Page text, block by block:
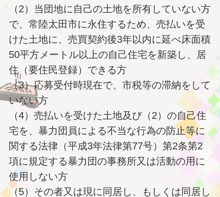
（2）当団地に自己の土地を所有していない方
で、常陸太田市に永住するため、売払いを受
けた土地に、売買契約後3年以内に延べ床面積
50平方メートル以上の自己住宅を新築し、居
住（要住民登録）できる方
（3）応募受付時現在で、市税等の滞納をして
いない方
（4）売払いを受けた土地及び（2）の自己住
宅を、暴力団員による不当な行為の防止等に
関する法律（平成3年法律第77号）第2条第2
項に規定する暴力団の事務所又は活動の用に
使用しない方
（5）その者又は現に同居し、もしくは同居し